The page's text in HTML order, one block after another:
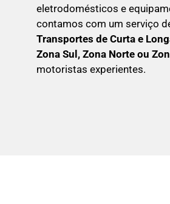
eletrodomésticos e
contamos com um serviço
Transportes de Curta e
Zona Sul, Zona Norte ou
motoristas experientes.